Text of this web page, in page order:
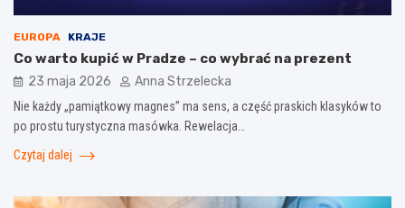
EUROPA KRAJE
Co warto kupić w Pradze – co wybrać na prezent
23 maja 2026 Anna Strzelecka
Nie każdy „pamiątkowy magnes” ma sens, a część praskich klasyków to
po prostu turystyczna masówka. Rewelacja…
Czytaj dalej